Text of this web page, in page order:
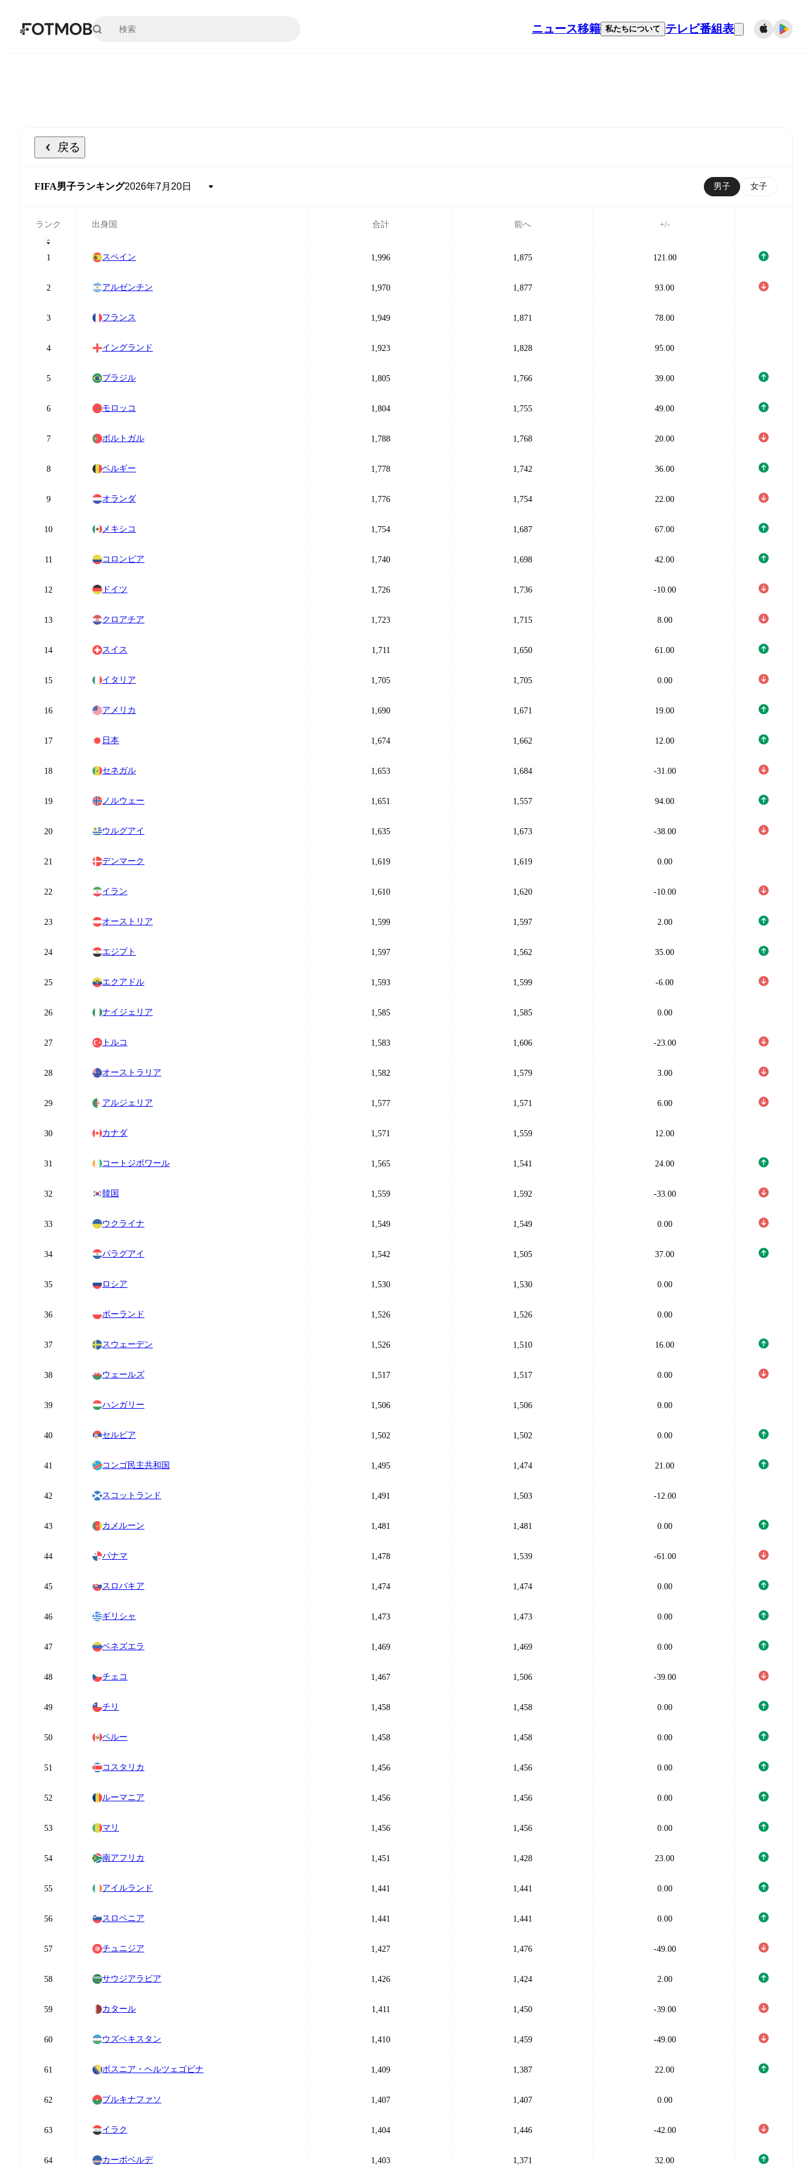
メインコンテンツへスキップ
ニュース移籍 私たちについて テレビ番組表
戻る
FIFA男子ランキング 男子 女子
ランク 出身国 合計 前へ +/-
1 スペイン 1,996 1,875 121.00
2 アルゼンチン 1,970 1,877 93.00
3 フランス 1,949 1,871 78.00
4 イングランド 1,923 1,828 95.00
5 ブラジル 1,805 1,766 39.00
6 モロッコ 1,804 1,755 49.00
7 ポルトガル 1,788 1,768 20.00
8 ベルギー 1,778 1,742 36.00
9 オランダ 1,776 1,754 22.00
10 メキシコ 1,754 1,687 67.00
11 コロンビア 1,740 1,698 42.00
12 ドイツ 1,726 1,736 -10.00
13 クロアチア 1,723 1,715 8.00
14 スイス 1,711 1,650 61.00
15 イタリア 1,705 1,705 0.00
16 アメリカ 1,690 1,671 19.00
17 日本 1,674 1,662 12.00
18 セネガル 1,653 1,684 -31.00
19 ノルウェー 1,651 1,557 94.00
20 ウルグアイ 1,635 1,673 -38.00
21 デンマーク 1,619 1,619 0.00
22 イラン 1,610 1,620 -10.00
23 オーストリア 1,599 1,597 2.00
24 エジプト 1,597 1,562 35.00
25 エクアドル 1,593 1,599 -6.00
26 ナイジェリア 1,585 1,585 0.00
27 トルコ 1,583 1,606 -23.00
28 オーストラリア 1,582 1,579 3.00
29 アルジェリア 1,577 1,571 6.00
30 カナダ 1,571 1,559 12.00
31 コートジボワール 1,565 1,541 24.00
32 韓国 1,559 1,592 -33.00
33 ウクライナ 1,549 1,549 0.00
34 パラグアイ 1,542 1,505 37.00
35 ロシア 1,530 1,530 0.00
36 ポーランド 1,526 1,526 0.00
37 スウェーデン 1,526 1,510 16.00
38 ウェールズ 1,517 1,517 0.00
39 ハンガリー 1,506 1,506 0.00
40 セルビア 1,502 1,502 0.00
41 コンゴ民主共和国 1,495 1,474 21.00
42 スコットランド 1,491 1,503 -12.00
43 カメルーン 1,481 1,481 0.00
44 パナマ 1,478 1,539 -61.00
45 スロバキア 1,474 1,474 0.00
46 ギリシャ 1,473 1,473 0.00
47 ベネズエラ 1,469 1,469 0.00
48 チェコ 1,467 1,506 -39.00
49 チリ 1,458 1,458 0.00
50 ペルー 1,458 1,458 0.00
51 コスタリカ 1,456 1,456 0.00
52 ルーマニア 1,456 1,456 0.00
53 マリ 1,456 1,456 0.00
54 南アフリカ 1,451 1,428 23.00
55 アイルランド 1,441 1,441 0.00
56 スロベニア 1,441 1,441 0.00
57 チュニジア 1,427 1,476 -49.00
58 サウジアラビア 1,426 1,424 2.00
59 カタール 1,411 1,450 -39.00
60 ウズベキスタン 1,410 1,459 -49.00
61 ボスニア・ヘルツェゴビナ 1,409 1,387 22.00
62 ブルキナファソ 1,407 1,407 0.00
63 イラク 1,404 1,446 -42.00
64 カーボベルデ 1,403 1,371 32.00